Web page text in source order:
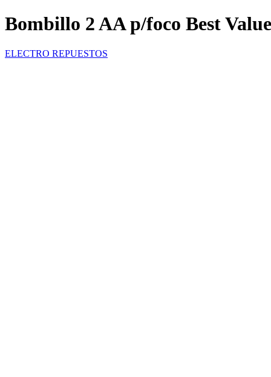
Bombillo 2 AA p/foco Best
ELECTRO REPUESTOS